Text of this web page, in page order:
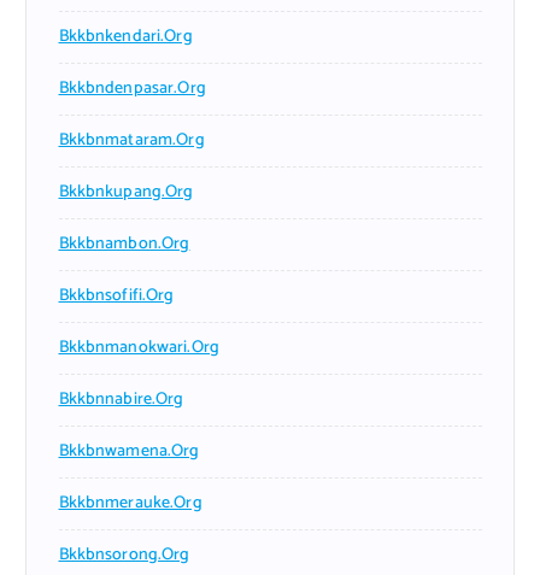
Bkkbnkendari.org
Bkkbndenpasar.org
Bkkbnmataram.org
Bkkbnkupang.org
Bkkbnambon.org
Bkkbnsofifi.org
Bkkbnmanokwari.org
Bkkbnnabire.org
Bkkbnwamena.org
Bkkbnmerauke.org
Bkkbnsorong.org